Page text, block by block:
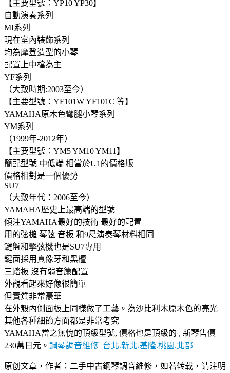
【主要型號：YP10 YP30】
自動演奏系列
MI系列
現在室內裝飾系列
均為摩登造型的小琴
配置上中檔為主
YF系列
（大致時期:2003至今）
【主要型號：YF101W YF101C 等】
YAMAHA原木色彎腿小琴系列
YM系列
（1999年-2012年）
【主要型號：YM5 YM10 YM11】
簡配型號 中低端 相當於U1的價格版
價格相對是一個優勢
SU7
（大致年代：2006至今）
YAMAHA歷史上最高端的型號
傾注YAMAHA最好的技術 最好的配置
用的弦槌 琴弦 音板 和9尺演奏琴材料相同
鍵盤和擊弦機也是SU7專用
鍵面採用真像牙和黑檀
三踏板 沒有弱音簾配置
外觀看起來好像很簡單
但實質非常豪華
在外殼內側面板上同樣做了工藝。為沙比利木原木色的亮光
其他各種細節方面都是非常考究
YAMAHA當之無愧的頂級型號, 價格也是頂級的 , 新琴售價
230萬日元。 鋼琴調音維修_台北.新北.基隆.桃園.北部
原创文章，作者：二手中古鋼琴調音維修，如若转载，请注明